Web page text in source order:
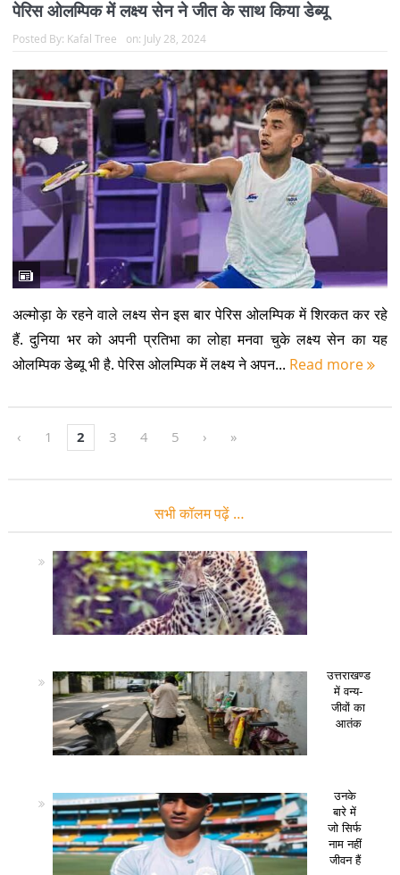
पेरिस ओलम्पिक में लक्ष्य सेन ने जीत के साथ किया डेब्यू
Posted By: Kafal Tree on: July 28, 2024
अल्मोड़ा के रहने वाले लक्ष्य सेन इस बार पेरिस ओलम्पिक में शिरकत कर रहे
हैं. दुनिया भर को अपनी प्रतिभा का लोहा मनवा चुके लक्ष्य सेन का यह
ओलम्पिक डेब्यू भी है. पेरिस ओलम्पिक में लक्ष्य ने अपन... Read more
‹ 1 2 3 4 5 › »
सभी कॉलम पढ़ें …
उत्तराखण्ड
में वन्य-
जीवों का
आतंक
उनके
बारे में
जो सिर्फ
नाम नहीं
जीवन हैं